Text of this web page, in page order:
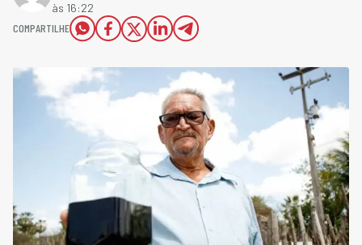
às 16:22
COMPARTILHE